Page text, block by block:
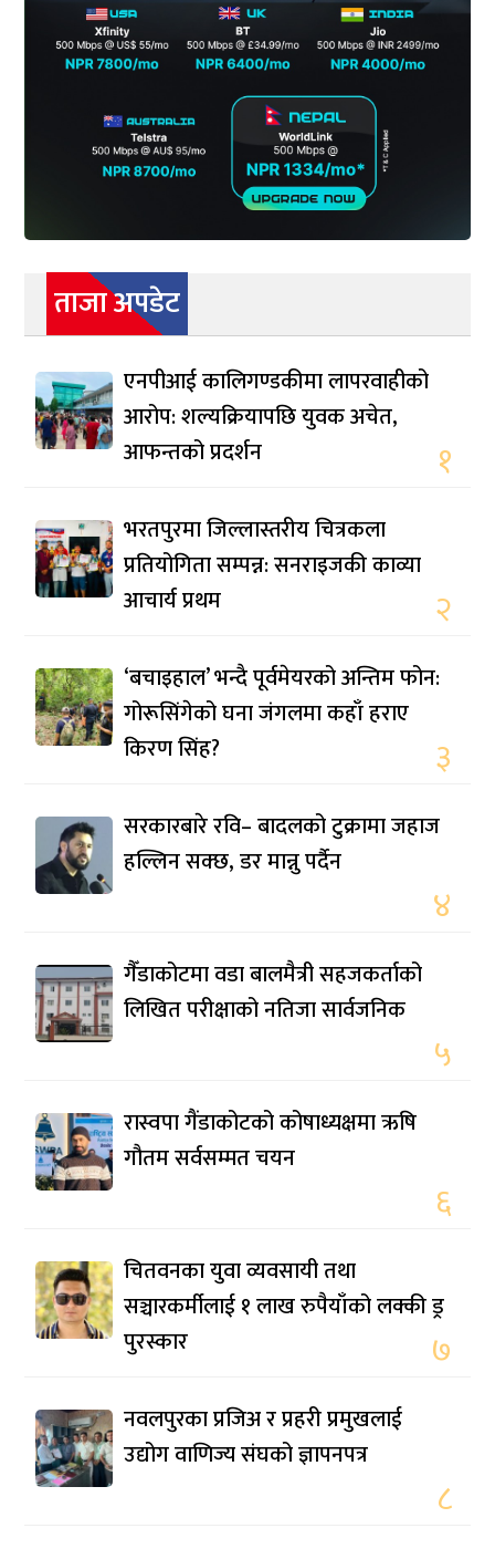
ताजा अपडेट
एनपीआई कालिगण्डकीमा लापरवाहीको
आरोप: शल्यक्रियापछि युवक अचेत,
आफन्तको प्रदर्शन
१
भरतपुरमा जिल्लास्तरीय चित्रकला
प्रतियोगिता सम्पन्न: सनराइजकी काव्या
आचार्य प्रथम
२
‘बचाइहाल’ भन्दै पूर्वमेयरको अन्तिम फोन:
गोरूसिंगेको घना जंगलमा कहाँ हराए
किरण सिंह?
३
सरकारबारे रवि– बादलको टुक्रामा जहाज
हल्लिन सक्छ, डर मान्नु पर्दैन
४
गैँडाकोटमा वडा बालमैत्री सहजकर्ताको
लिखित परीक्षाको नतिजा सार्वजनिक
५
रास्वपा गैंडाकोटको कोषाध्यक्षमा ऋषि
गौतम सर्वसम्मत चयन
६
चितवनका युवा व्यवसायी तथा
सञ्चारकर्मीलाई १ लाख रुपैयाँको लक्की ड्र
पुरस्कार
७
नवलपुरका प्रजिअ र प्रहरी प्रमुखलाई
उद्योग वाणिज्य संघको ज्ञापनपत्र
८